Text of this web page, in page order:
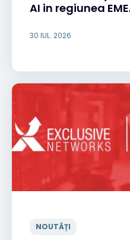
AI in regiunea
30 IUL. 2026
NOUTĂȚI